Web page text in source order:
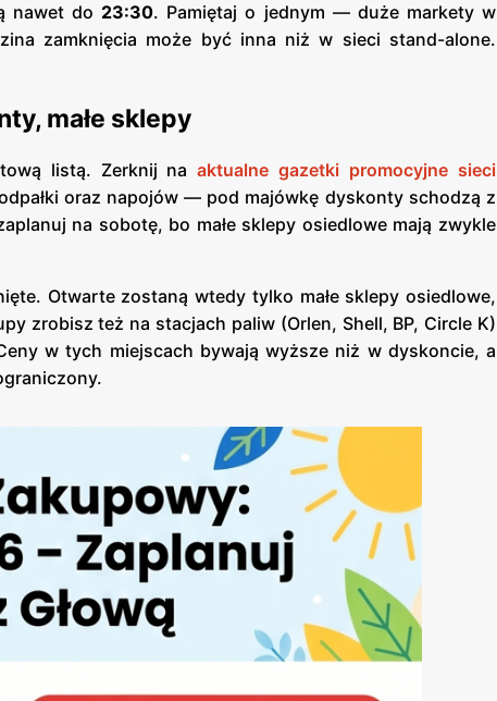
nawet do 23:30. Pamiętaj o jednym — duże markety w
zamknięcia może być inna niż w sieci stand-alone.
małe sklepy
listą. Zerknij na aktualne gazetki promocyjne sieci
oraz napojów — pod majówkę dyskonty schodzą z
na sobotę, bo małe sklepy osiedlowe mają zwykle
Otwarte zostaną wtedy tylko małe sklepy osiedlowe,
zrobisz też na stacjach paliw (Orlen, Shell, BP, Circle K)
w tych miejscach bywają wyższe niż w dyskoncie, a